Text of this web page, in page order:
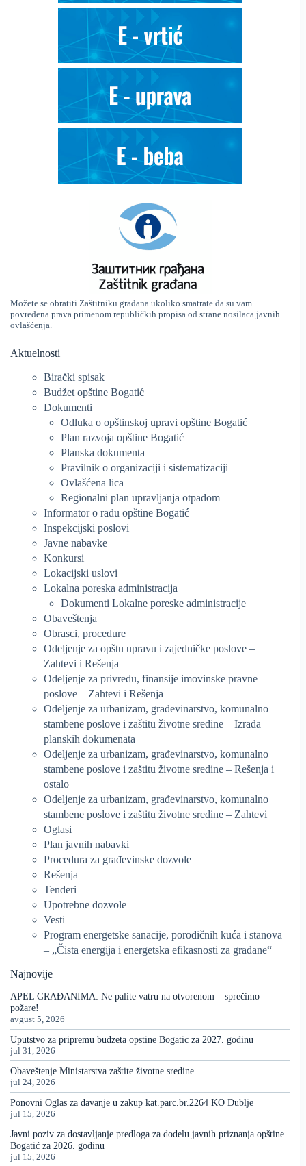
Možete se obratiti Zaštitniku građana ukoliko smatrate da su vam
povređena prava primenom republičkih propisa od strane nosilaca javnih
ovlašćenja.
Aktuelnosti
Birački spisak
Budžet opštine Bogatić
Dokumenti
Odluka o opštinskoj upravi opštine Bogatić
Plan razvoja opštine Bogatić
Planska dokumenta
Pravilnik o organizaciji i sistematizaciji
Ovlašćena lica
Regionalni plan upravljanja otpadom
Informator o radu opštine Bogatić
Inspekcijski poslovi
Javne nabavke
Konkursi
Lokacijski uslovi
Lokalna poreska administracija
Dokumenti Lokalne poreske administracije
Obaveštenja
Obrasci, procedure
Odeljenje za opštu upravu i zajedničke poslove –
Zahtevi i Rešenja
Odeljenje za privredu, finansije imovinske pravne
poslove – Zahtevi i Rešenja
Odeljenje za urbanizam, građevinarstvo, komunalno
stambene poslove i zaštitu životne sredine – Izrada
planskih dokumenata
Odeljenje za urbanizam, građevinarstvo, komunalno
stambene poslove i zaštitu životne sredine – Rešenja i
ostalo
Odeljenje za urbanizam, građevinarstvo, komunalno
stambene poslove i zaštitu životne sredine – Zahtevi
Oglasi
Plan javnih nabavki
Procedura za građevinske dozvole
Rešenja
Tenderi
Upotrebne dozvole
Vesti
Program energetske sanacije, porodičnih kuća i stanova
– „Čista energija i energetska efikasnosti za građane“
Najnovije
APEL GRAĐANIMA: Ne palite vatru na otvorenom – sprečimo
požare!
avgust 5, 2026
Uputstvo za pripremu budzeta opstine Bogatic za 2027. godinu
jul 31, 2026
Obaveštenje Ministarstva zaštite životne sredine
jul 24, 2026
Ponovni Oglas za davanje u zakup kat.parc.br.2264 KO Dublje
jul 15, 2026
Javni poziv za dostavljanje predloga za dodelu javnih priznanja opštine
Bogatić za 2026. godinu
jul 15, 2026